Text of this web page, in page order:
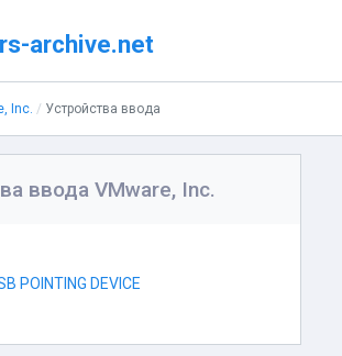
archive.net
Inc. Устройства ввода
ввода VMware, Inc.
POINTING DEVICE